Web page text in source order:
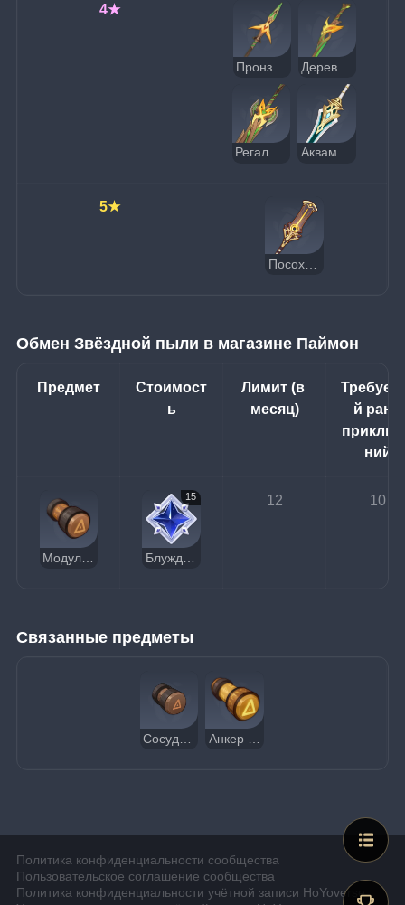
4★
Пронзающий луну
Регалия леса Аквамарин Махайры
5★
Посох алых песков
Обмен Звёздной пыли в магазине Паймон
Предмет
Стоимост
ь
Лимит (в
месяц)
й ранг
ний
15 12 10
Связанные предметы
Политика конфиденциальности сообщества
Пользовательское соглашение сообщества
Политика конфиденциальности учётной записи HoYoverse